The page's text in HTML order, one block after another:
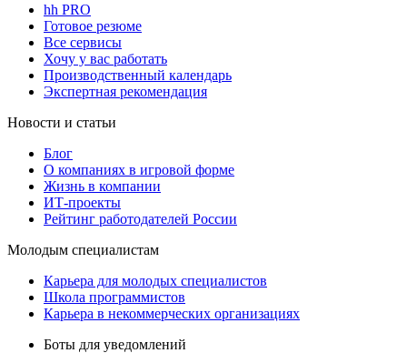
hh PRO
Готовое резюме
Все сервисы
Хочу у вас работать
Производственный календарь
Экспертная рекомендация
Новости и статьи
Блог
О компаниях в игровой форме
Жизнь в компании
ИТ-проекты
Рейтинг работодателей России
Молодым специалистам
Карьера для молодых специалистов
Школа программистов
Карьера в некоммерческих организациях
Боты для уведомлений